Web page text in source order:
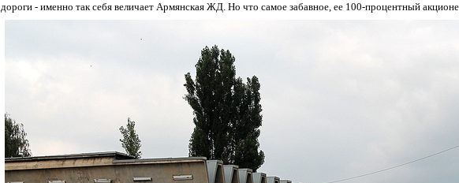
дороги - именно так себя величает Армянская ЖД. Но что самое забавное, ее 100-процентный